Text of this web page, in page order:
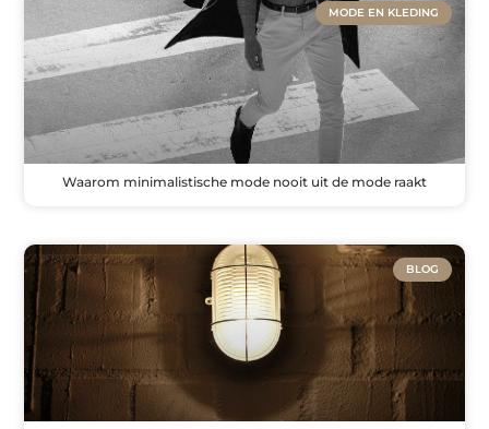
MODE EN KLEDING
Waarom minimalistische mode nooit uit de mode raakt
BLOG